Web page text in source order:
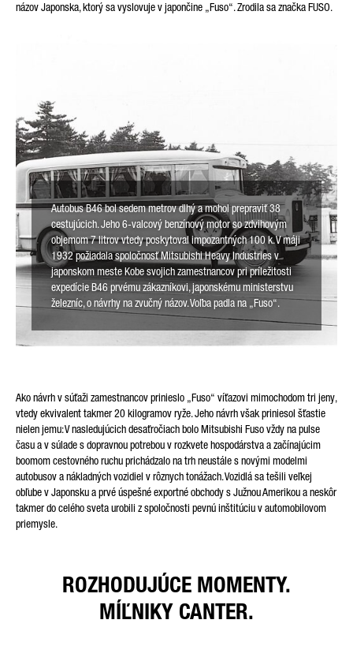
názov Japonska, ktorý sa vyslovuje v japončine „Fuso“. Zrodila sa značka FUSO.
Autobus B46 bol sedem metrov dlhý a mohol prepraviť 38
cestujúcich. Jeho 6-valcový benzínový motor so zdvihovým
objemom 7 litrov vtedy poskytoval impozantných 100 k. V máji
1932 požiadala spoločnosť Mitsubishi Heavy Industries v
japonskom meste Kobe svojich zamestnancov pri príležitosti
expedície B46 prvému zákazníkovi, japonskému ministerstvu
železníc, o návrhy na zvučný názov. Voľba padla na „Fuso“.
Ako návrh v súťaži zamestnancov prinieslo „Fuso“ víťazovi mimochodom tri jeny,
vtedy ekvivalent takmer 20 kilogramov ryže. Jeho návrh však priniesol šťastie
nielen jemu: V nasledujúcich desaťročiach bolo Mitsubishi Fuso vždy na pulse
času a v súlade s dopravnou potrebou v rozkvete hospodárstva a začínajúcim
boomom cestovného ruchu prichádzalo na trh neustále s novými modelmi
autobusov a nákladných vozidiel v rôznych tonážach. Vozidlá sa tešili veľkej
obľube v Japonsku a prvé úspešné exportné obchody s Južnou Amerikou a neskôr
takmer do celého sveta urobili z spoločnosti pevnú inštitúciu v automobilovom
priemysle.
ROZHODUJÚCE MOMENTY.
MÍĽNIKY CANTER.